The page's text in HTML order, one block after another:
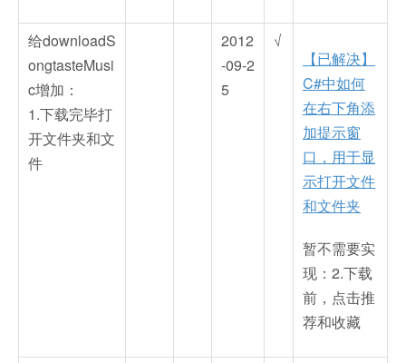
给downloadS
ongtasteMusi
c增加：
1.下载完毕打
开文件夹和文
件
2012
-09-2
5
√
【已解决】
C#中如何
在右下角添
加提示窗
口，用于显
示打开文件
和文件夹
暂不需要实
现：2.下载
前，点击推
荐和收藏